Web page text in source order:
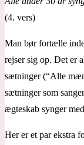
(4. vers)
Man bør fortælle
rejser sig op. Det er
sætninger (“Alle
sætninger som
ægteskab synger
Her er et par ekstra